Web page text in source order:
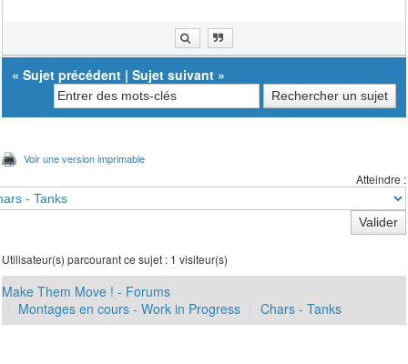
«Sujet précédent |Sujet suivant »
Voir une version imprimable
Atteindre :
Utilisateur(s) parcourant ce sujet : 1 visiteur(s)
Make Them Move ! - Forums
Montages en cours - Work in Progress
Chars - Tanks